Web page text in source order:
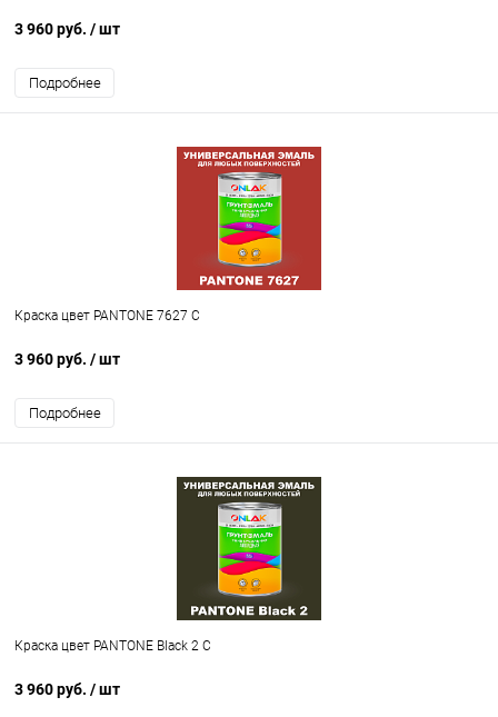
3 960 руб. / шт
Подробнее
Краска цвет PANTONE 7627 C
3 960 руб. / шт
Подробнее
Краска цвет PANTONE Black 2 C
3 960 руб. / шт